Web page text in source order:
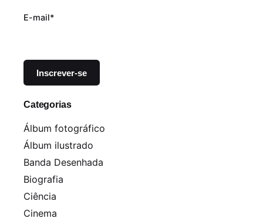
E-mail*
Categorias
Álbum fotográfico
Álbum ilustrado
Banda Desenhada
Biografia
Ciência
Cinema